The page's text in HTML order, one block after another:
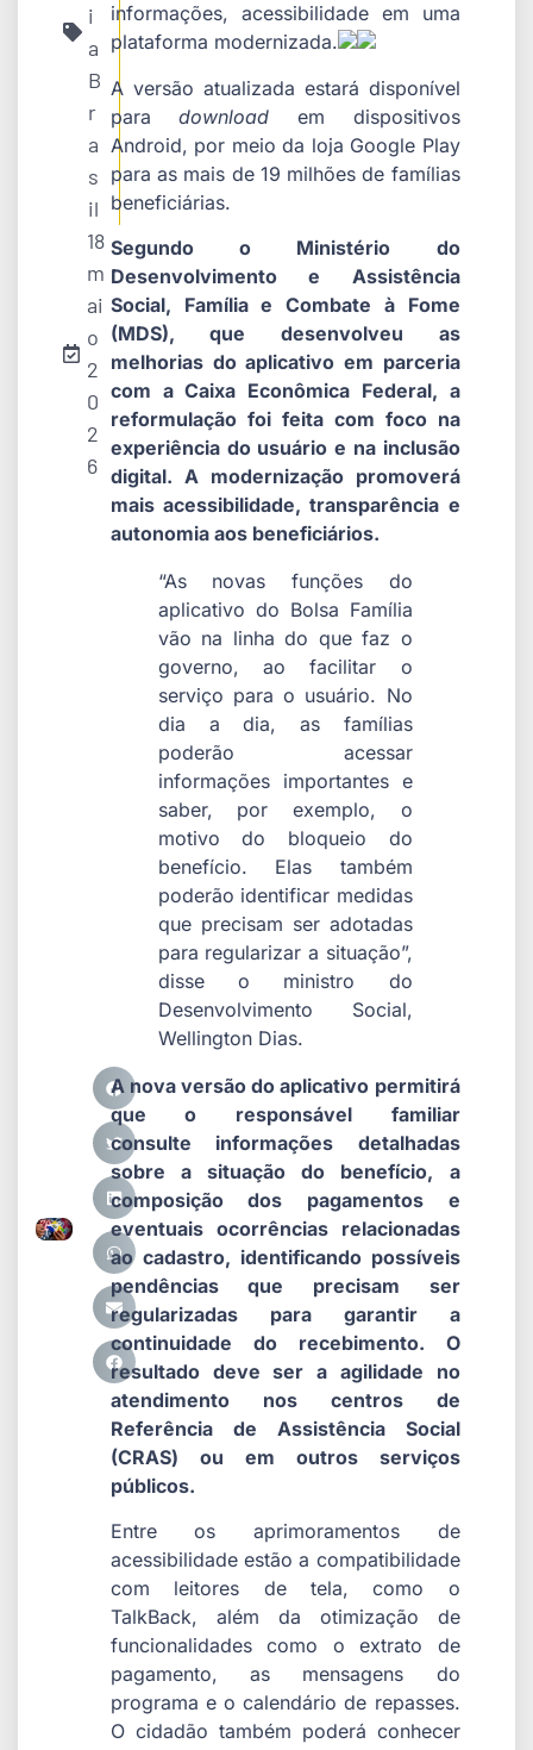
i
a
B
r
a
s
il
18
m
ai
o
2
0
2
6
informações, acessibilidade em uma
plataforma modernizada.
A versão atualizada estará disponível
paradownload em dispositivos
Android, por meio da loja Google Play
para as mais de 19 milhões de famílias
beneficiárias.
Segundo o Ministério do
Desenvolvimento e Assistência
Social, Família e Combate à Fome
(MDS), que desenvolveu as
melhorias do aplicativo em parceria
com a Caixa Econômica Federal, a
reformulação foi feita com foco na
experiência do usuário e na inclusão
digital. A modernização promoverá
mais acessibilidade, transparência e
autonomia aos beneficiários.
“As novas funções do
aplicativo do Bolsa Família
vão na linha do que faz o
governo, ao facilitar o
serviço para o usuário. No
dia a dia, as famílias
poderão acessar
informações importantes e
saber, por exemplo, o
motivo do bloqueio do
benefício. Elas também
poderão identificar medidas
que precisam ser adotadas
para regularizar a situação”,
disse o ministro do
Desenvolvimento Social,
Wellington Dias.
A nova versão do aplicativo permitirá
que o responsável familiar
consulte informações detalhadas
sobre a situação do benefício, a
composição dos pagamentos e
eventuais ocorrências relacionadas
ao cadastro, identificando possíveis
pendências que precisam ser
regularizadas para garantir a
continuidade do recebimento. O
resultado deve ser a agilidade no
atendimento nos centros de
Referência de Assistência Social
(CRAS) ou em outros serviços
públicos.
Entre os aprimoramentos de
acessibilidade estão a compatibilidade
com leitores de tela, como o
TalkBack, além da otimização de
funcionalidades como o extrato de
pagamento, as mensagens do
programa e o calendário de repasses.
O cidadão também poderá conhecer